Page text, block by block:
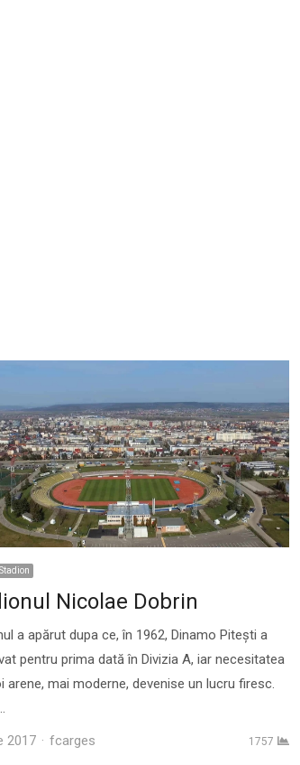
Stadion
Nicolae Dobrin
a apărut dupa ce, în 1962, Dinamo Piteşti a
pentru prima dată în Divizia A, iar necesitatea
arene, mai moderne, devenise un lucru firesc.
2017
Author
fcarges 1757